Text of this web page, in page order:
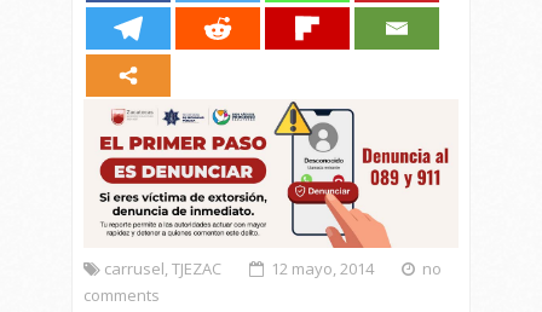
carrusel,TJEZAC 12 mayo, 2014
no
comments